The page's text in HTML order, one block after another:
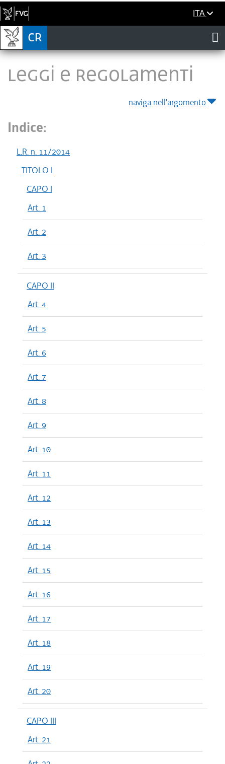
ITA
LEGGI E REGOLAMENTI
naviga nell'argomento
Indice:
L.R. n. 11/2014
TITOLO I
CAPO I
Art. 1
Art. 2
Art. 3
CAPO II
Art. 4
Art. 5
Art. 6
Art. 7
Art. 8
Art. 9
Art. 10
Art. 11
Art. 12
Art. 13
Art. 14
Art. 15
Art. 16
Art. 17
Art. 18
Art. 19
Art. 20
CAPO III
Art. 21